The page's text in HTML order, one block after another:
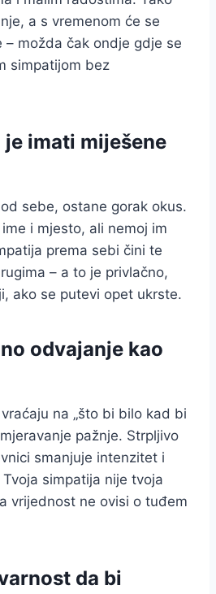
a s vremenom će se
– možda čak ondje gdje se
simpatijom bez
je imati miješene
sebe, ostane gorak okus.
i mjesto, ali nemoj im
prema sebi čini te
– a to je privlačno,
ako se putevi opet ukrste.
odvajanje kao
na „što bi bilo kad bi
pažnje. Strpljivo
smanjuje intenzitet i
simpatija nije tvoja
vrijednost ne ovisi o tuđem
da bi